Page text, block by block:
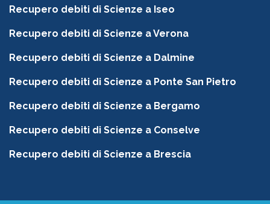
Recupero debiti di Scienze a Iseo
Recupero debiti di Scienze a Verona
Recupero debiti di Scienze a Dalmine
Recupero debiti di Scienze a Ponte San Pietro
Recupero debiti di Scienze a Bergamo
Recupero debiti di Scienze a Conselve
Recupero debiti di Scienze a Brescia